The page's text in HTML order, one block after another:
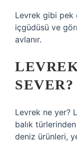
Levrek gibi pek
içgüdüsü ve
avlanır.
SEVER?
Levrek ne yer?
balık
deniz ürünleri,